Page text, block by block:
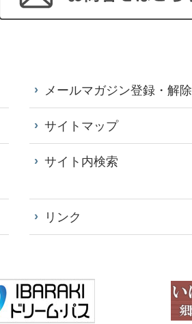
メールマガジン登録・解除
サイトマップ
サイト内検索
リンク